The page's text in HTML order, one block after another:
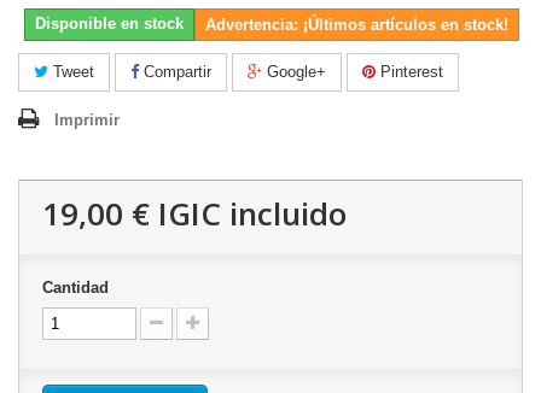
Disponible en stock Advertencia: ¡Últimos artículos en stock!
Tweet Compartir Google+ Pinterest
Imprimir
19,00 € IGIC incluido
Cantidad